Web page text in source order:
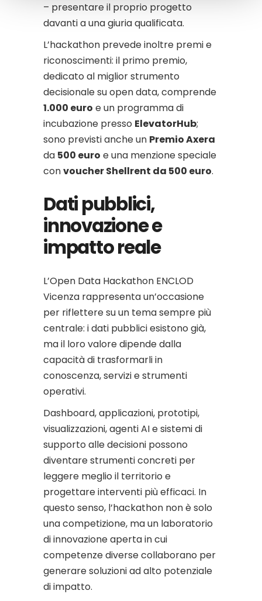
– presentare il proprio progetto
davanti a una giuria qualificata.
L’hackathon prevede inoltre premi e
riconoscimenti: il primo premio,
dedicato al miglior strumento
decisionale su open data, comprende
1.000 euro e un programma di
incubazione presso ElevatorHub;
sono previsti anche un Premio Axera
da 500 euro e una menzione speciale
convoucher Shellrent da 500 euro.
Dati pubblici,
innovazione e
impatto reale
L’Open Data Hackathon ENCLOD
Vicenza rappresenta un’occasione
per riflettere su un tema sempre più
centrale: i dati pubblici esistono già,
ma il loro valore dipende dalla
capacità di trasformarli in
conoscenza, servizi e strumenti
operativi.
Dashboard, applicazioni, prototipi,
visualizzazioni, agenti AI e sistemi di
supporto alle decisioni possono
diventare strumenti concreti per
leggere meglio il territorio e
progettare interventi più efficaci. In
questo senso, l’hackathon non è solo
una competizione, ma un laboratorio
di innovazione aperta in cui
competenze diverse collaborano per
generare soluzioni ad alto potenziale
di impatto.